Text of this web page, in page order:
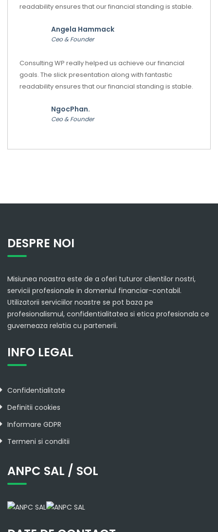
readability ensures that our financial standing is stable.
Angela Hammack
Ceo & Founder
Consulting WP really helped us achieve our financial
goals. The slick presentation along with fantastic
readability ensures that our financial standing is stable.
NgocPhan.
Ceo & Founder
DESPRE NOI
Misiunea noastra este de a oferi tuturor clientilor nostri,
servicii profesionale in domeniul financiar-contabil.
Utilizatorii serviciilor noastre se pot baza pe
profesionalismul, confidentialitatea si etica profesionala ce
guverneaza relatia cu partenerii.
INFO LEGAL
Confidentialitate
Definitii cookies
Informare GDPR
Termeni si conditii
ANPC SAL / SOL